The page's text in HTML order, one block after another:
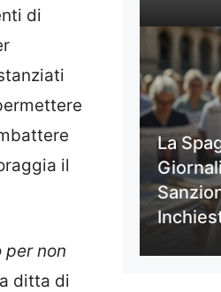
di
il
per non
ditta di
La